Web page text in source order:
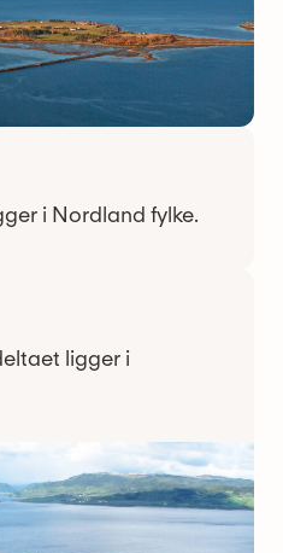
i Nordland fylke.
ligger i